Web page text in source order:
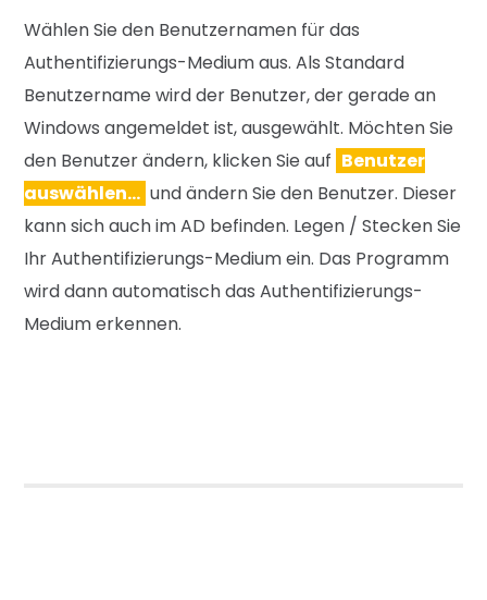
Wählen Sie den Benutzernamen für das
Authentifizierungs-Medium aus. Als Standard
Benutzername wird der Benutzer, dergerade an
Windows angemeldet ist, ausgewählt. Möchten Sie
den Benutzer ändern, klicken Sie auf Benutzer
auswählen… und ändern Sie den Benutzer. Dieser
kannsich auch im AD befinden. Legen / Stecken Sie
Ihr Authentifizierungs-Medium ein. Das Programm
wirddann automatisch das Authentifizierungs-
Medium erkennen.